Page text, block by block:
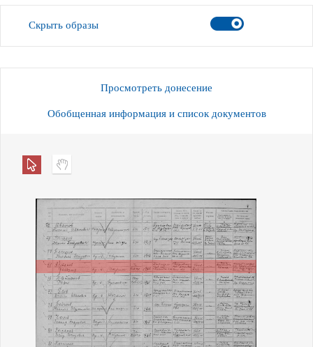
Скрыть образы
Просмотреть донесение
Обобщенная информация и список документов